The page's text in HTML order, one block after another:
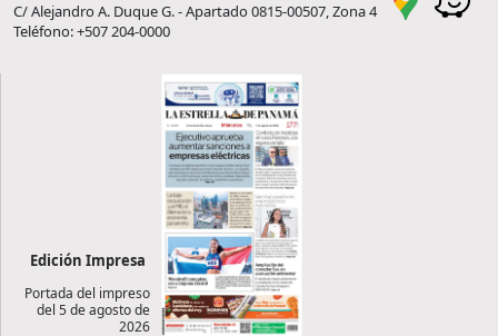
C/ Alejandro A. Duque G. - Apartado 0815-00507, Zona 4
Teléfono: +507 204-0000
Edición Impresa
Portada del impreso
del 5 de agosto de
2026